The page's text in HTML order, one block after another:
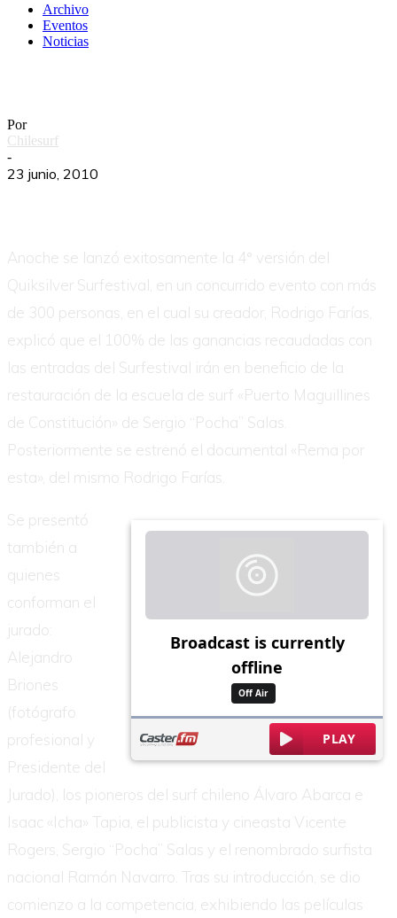
Archivo
Eventos
Noticias
Por
Chilesurf
-
23 junio, 2010
Anoche se lanzó exitosamente la 4° versión del
Quiksilver Surfestival, en un concurrido evento con más
de 300 personas, en el cual su creador, Rodrigo Farías,
explicó que el 100% de las ganancias recaudadas con
las entradas del Surfestival irán en beneficio de la
restauración de la escuela de surf «Puerto Maguillines
de Constitución» de Sergio “Pocha” Salas.
Posteriormente se estrenó el documental «Rema por
esta», del mismo Rodrigo Farías.
Se presentó
también a
quienes
conforman el
jurado:
Alejandro
Briones
(fotógrafo
profesional y
Presidente del
Jurado), los pioneros del surf chileno Álvaro Abarca e
Isaac «Icha» Tapia, el publicista y cineasta Vicente
Rogers, Sergio “Pocha” Salas y el renombrado surfista
nacional Ramón Navarro. Tras su introducción, se dio
comienzo a la competencia, exhibiendo las películas